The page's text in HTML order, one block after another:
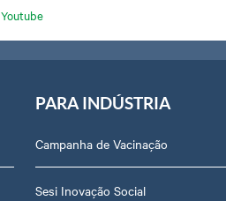
Youtube
PARA INDÚSTRIA
Campanha de Vacinação
Sesi Inovação Social